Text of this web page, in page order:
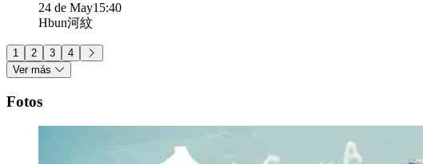
24 de May15:40
Hbun河紋
1 2 3
4
Ver más
Fotos